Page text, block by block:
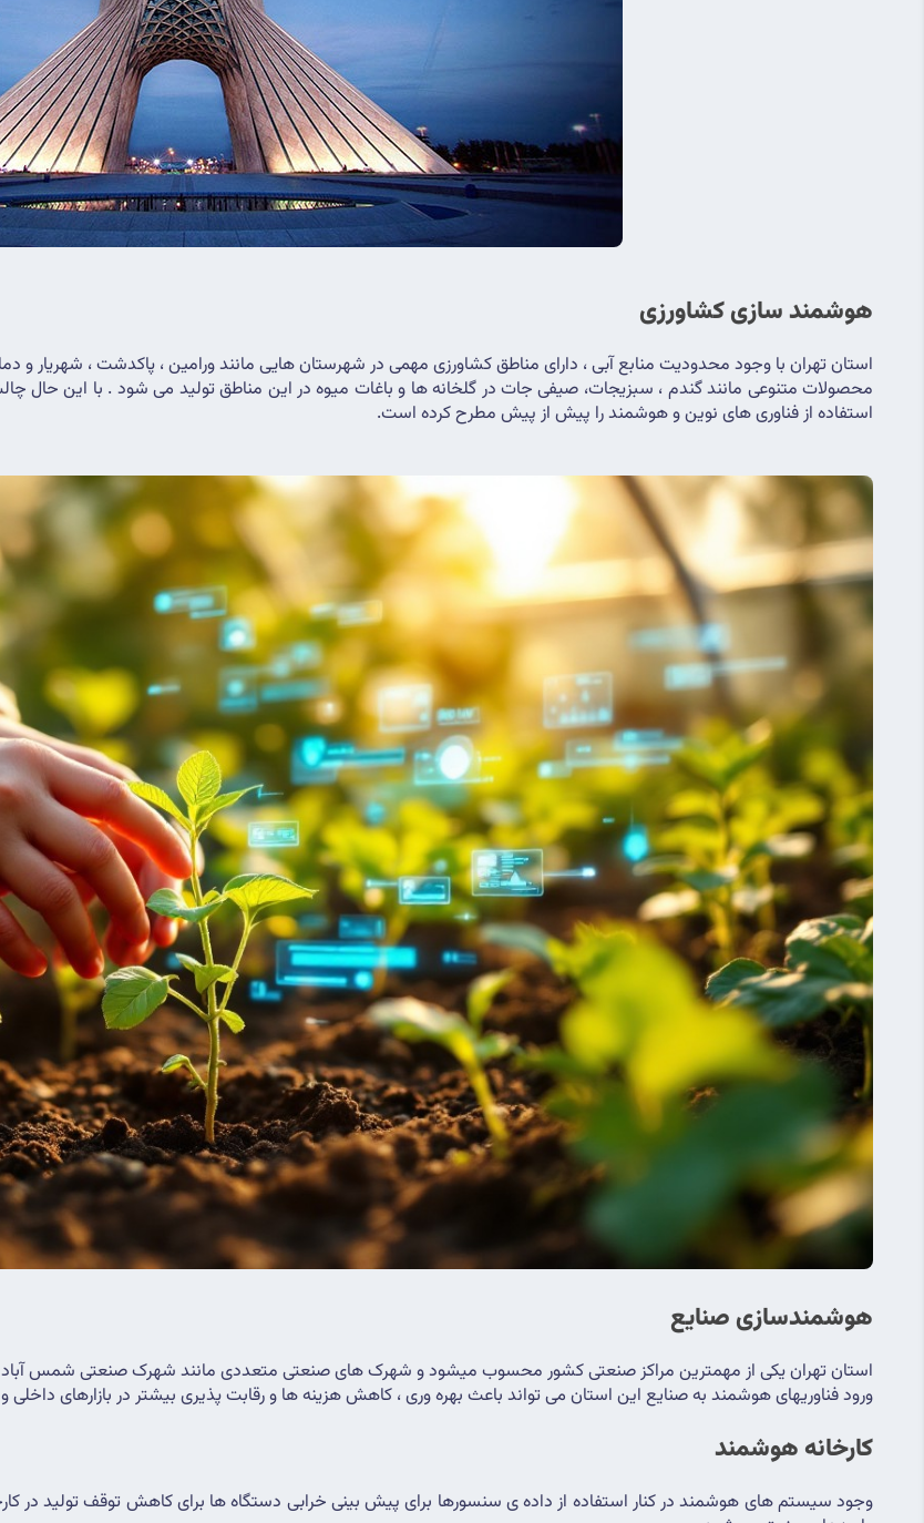
هوشمند سازی کشاورزی
استان تهران با وجود محدودیت منابع آبی ، دارای مناطق کشاورزی مهمی در شهرستان هایی مانند ورامین ، پاکدشت ، شهریار و
استفاده از فناوری های نوین و هوشمند را پیش از پیش مطرح کرده است.
هوشمندسازی صنایع
استان تهران یکی از مهمترین مراکز صنعتی کشور محسوب میشود و شهرک های صنعتی متعددی مانند شهرک صنعتی شمس آباد ،
ورود فناوریهای هوشمند به صنایع این استان می تواند باعث بهره وری ، کاهش هزینه ها و رقابت پذیری بیشتر در بازارهای
کارخانه هوشمند